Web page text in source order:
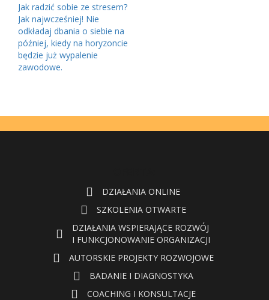
Jak radzić sobie ze stresem?
Jak najwcześniej! Nie
odkładaj dbania o siebie na
później, kiedy na horyzoncie
będzie już wypalenie
zawodowe.
DZIAŁANIA ONLINE
SZKOLENIA OTWARTE
DZIAŁANIA WSPIERAJĄCE ROZWÓJ
I FUNKCJONOWANIE ORGANIZACJI
AUTORSKIE PROJEKTY ROZWOJOWE
BADANIE I DIAGNOSTYKA
COACHING I KONSULTACJE